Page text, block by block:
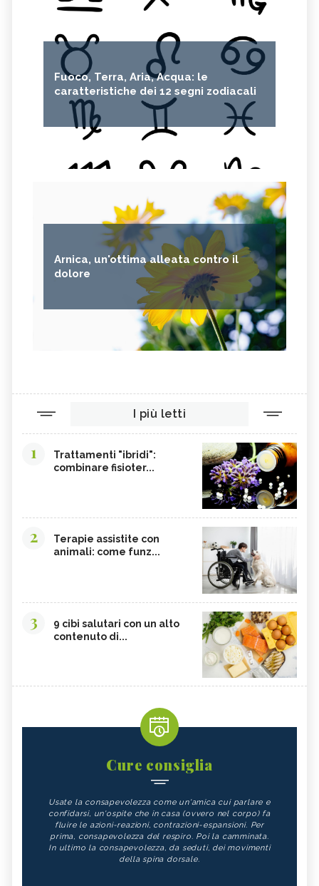
Fuoco, Terra, Aria, Acqua: le
caratteristiche dei 12 segni zodiacali
Arnica, un'ottima alleata contro il
dolore
I più letti
1
Trattamenti "ibridi":
combinare fisioter...
2
Terapie assistite con
animali: come funz...
3
9 cibi salutari con un alto
contenuto di...
Cure consiglia
Usate la consapevolezza come un'amica cui parlare e
confidarsi, un'ospite che in casa (ovvero nel corpo) fa
fluire le azioni-reazioni, contrazioni-espansioni. Per
prima, consapevolezza del respiro. Poi la camminata.
In ultimo la consapevolezza, da seduti, dei movimenti
della spina dorsale.